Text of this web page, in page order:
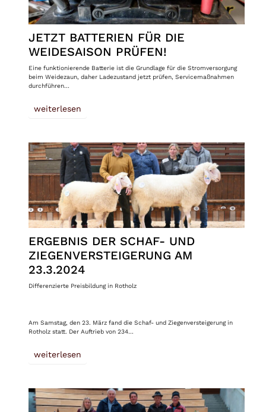
JETZT BATTERIEN FÜR DIE
WEIDESAISON PRÜFEN!
Eine funktionierende Batterie ist die Grundlage für die Stromversorgung
beim Weidezaun, daher Ladezustand jetzt prüfen, Servicemaßnahmen
durchführen…
weiterlesen
ERGEBNIS DER SCHAF- UND
ZIEGENVERSTEIGERUNG AM
23.3.2024
Differenzierte Preisbildung in Rotholz
Am Samstag, den 23. März fand die Schaf- und Ziegenversteigerung in
Rotholz statt. Der Auftrieb von 234…
weiterlesen